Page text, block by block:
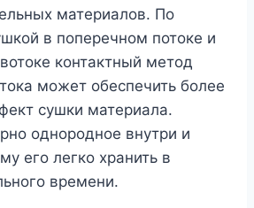
материалов. По
в ​​поперечном потоке и
контактный метод
может обеспечить более
сушки материала.
однородное внутри и
его легко хранить в
времени.